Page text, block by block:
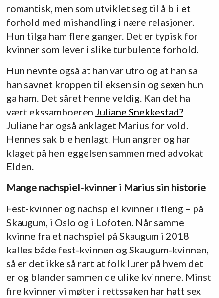
romantisk, men som utviklet seg til å bli et
forhold med mishandling i nære relasjoner.
Hun tilga ham flere ganger. Det er typisk for
kvinner som lever i slike turbulente forhold.
Hun nevnte også at han var utro og at han sa
han savnet kroppen til eksen sin og sexen hun
ga ham. Det såret henne veldig. Kan det ha
vært ekssamboeren Juliane Snekkestad?
Juliane har også anklaget Marius for vold.
Hennes sak ble henlagt. Hun angrer og har
klaget på henleggelsen sammen med advokat
Elden.
Mange nachspiel-kvinner i Marius sin historie
Fest-kvinner og nachspiel kvinner i fleng – på
Skaugum, i Oslo og i Lofoten. Når samme
kvinne fra et nachspiel på Skaugum i 2018
kalles både fest-kvinnen og Skaugum-kvinnen,
så er det ikke så rart at folk lurer på hvem det
er og blander sammen de ulike kvinnene. Minst
fire kvinner vi møter i rettssaken har hatt sex